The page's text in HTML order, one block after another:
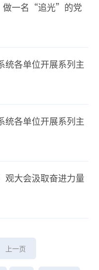
做一名“追光”的党
各单位开展系列主
各单位开展系列主
大会汲取奋进力量
上一页